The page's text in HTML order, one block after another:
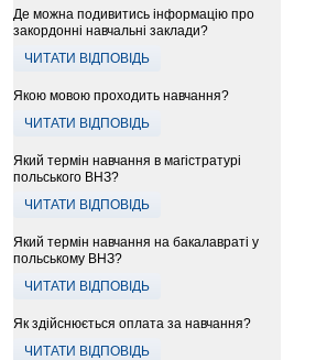
Де можна подивитись інформацію про
закордонні навчальні заклади?
ЧИТАТИ ВІДПОВІДЬ
Якою мовою проходить навчання?
ЧИТАТИ ВІДПОВІДЬ
Який термін навчання в магістратурі
польського ВНЗ?
ЧИТАТИ ВІДПОВІДЬ
Який термін навчання на бакалавраті у
польському ВНЗ?
ЧИТАТИ ВІДПОВІДЬ
Як здійснюється оплата за навчання?
ЧИТАТИ ВІДПОВІДЬ